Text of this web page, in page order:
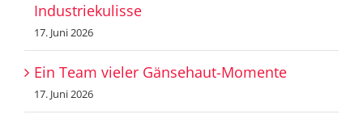
Industriekulisse
17. Juni 2026
Ein Team vieler Gänsehaut-Momente
17. Juni 2026